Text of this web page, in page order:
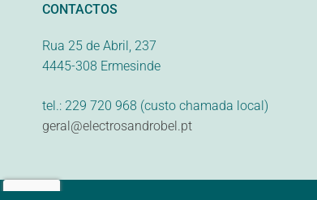
CONTACTOS
Rua 25 de Abril, 237
4445-308 Ermesinde
tel.: 229 720 968 (custo chamada local)
geral@electrosandrobel.pt